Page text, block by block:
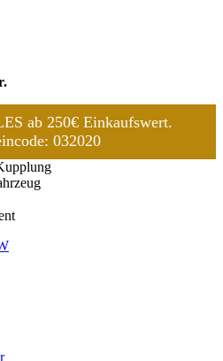
ab 250€ Einkaufswert.
032020